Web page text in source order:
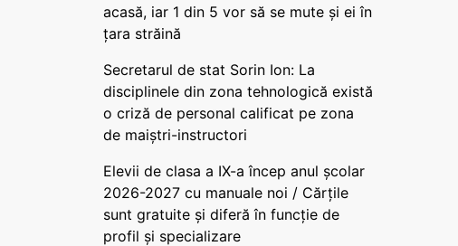
acasă, iar 1 din 5 vor să se mute și ei în
țara străină
Secretarul de stat Sorin Ion: La
disciplinele din zona tehnologică există
o criză de personal calificat pe zona
de maiștri-instructori
Elevii de clasa a IX-a încep anul școlar
2026-2027 cu manuale noi / Cărțile
sunt gratuite și diferă în funcție de
profil și specializare